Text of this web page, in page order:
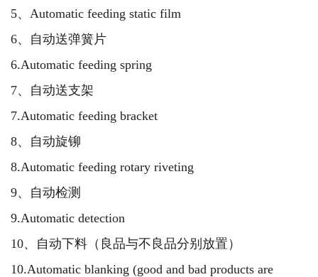
5、Automatic feeding static film
6、自动送弹簧片
6.Automatic feeding spring
7、自动送支架
7.Automatic feeding bracket
8、自动旋铆
8.Automatic feeding rotary riveting
9、自动检测
9.Automatic detection
10、自动下料（良品与不良品分别放置）
10.Automatic blanking (good and bad products are